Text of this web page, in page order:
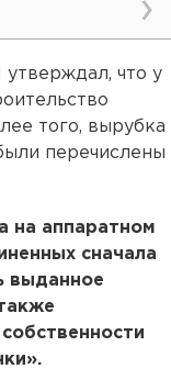
что у
того, вырубка
перечислены
на аппаратном
сначала
выданное